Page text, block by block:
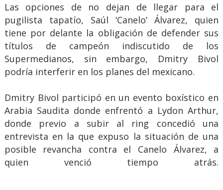
Las opciones de no dejan de llegar para el
pugilista tapatío, Saúl ‘Canelo’ Álvarez, quien
tiene por delante la obligación de defender sus
títulos de campeón indiscutido de los
Supermedianos, sin embargo, Dmitry Bivol
podría interferir en los planes del mexicano.
Dmitry Bivol participó en un evento boxístico en
Arabia Saudita donde enfrentó a Lydon Arthur,
donde previo a subir al ring concedió una
entrevista en la que expuso la situación de una
posible revancha contra el Canelo Álvarez, a
quien venció tiempo atrás.